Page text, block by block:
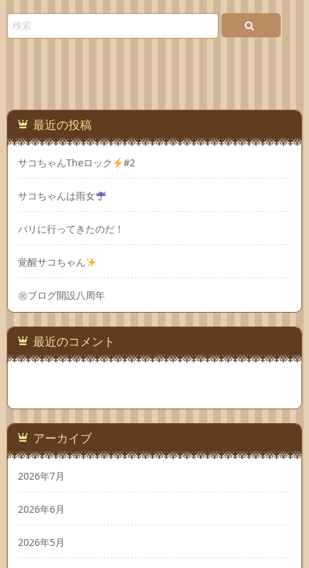
最近の投稿
サコちゃんTheロック #2
サコちゃんは雨女
バリに行ってきたのだ！
覚醒サコちゃん
㊗ブログ開設八周年
最近のコメント
アーカイブ
2026年7月
2026年6月
2026年5月